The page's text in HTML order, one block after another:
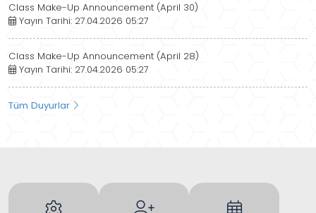
Class Make-Up Announcement (April 30)
Yayın Tarihi: 27.04.2026 05:27
Class Make-Up Announcement (April 28)
Yayın Tarihi: 27.04.2026 05:27
Tüm Duyurlar